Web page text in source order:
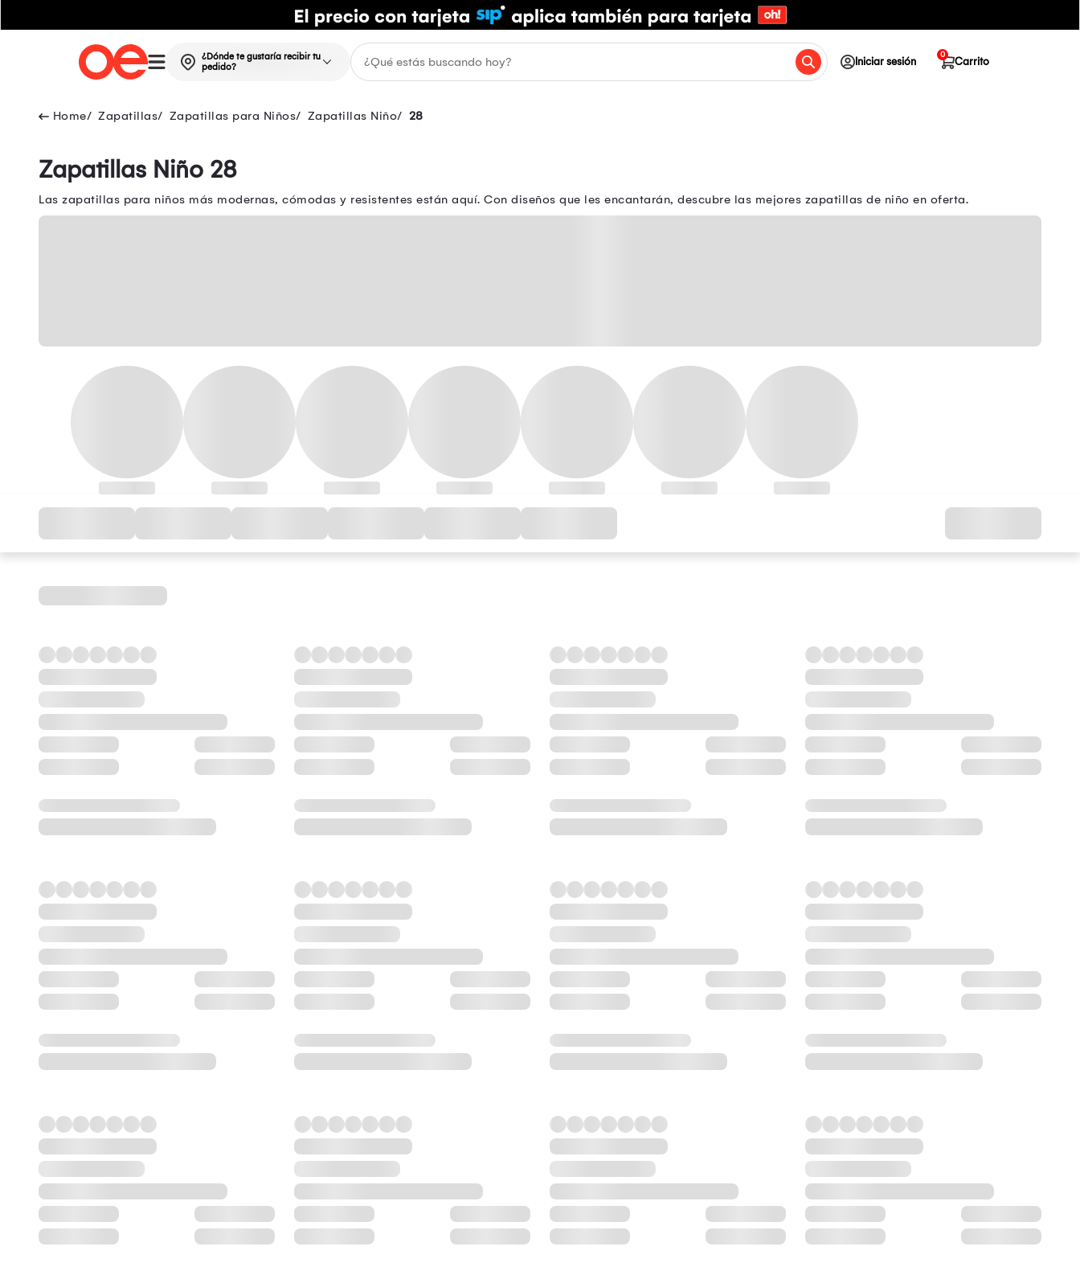
¿Dónde te gustaría recibir tu
pedido?
Iniciar sesión Carrito
0
Zapatillas Zapatillas para Niños Zapatillas Niño 28
Zapatillas Niño 28
Las zapatillas para niños más modernas, cómodas y resistentes están aquí. Con diseños que les encantarán, descubre las mejores zapatillas de niño en oferta.